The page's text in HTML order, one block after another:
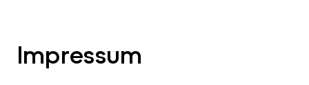
Impressum